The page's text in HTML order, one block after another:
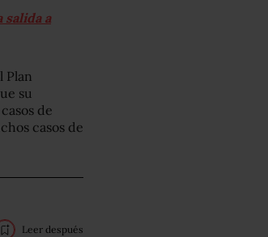
salida a
Plan
su
de
casos de
Leer después